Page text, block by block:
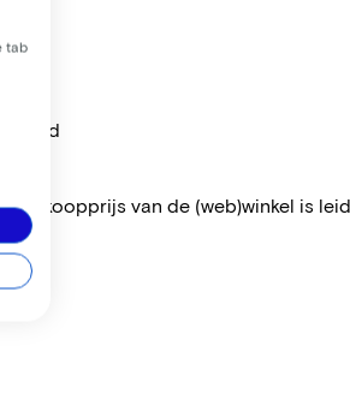
verkoopprijs van de (web)winkel is
tab